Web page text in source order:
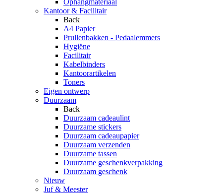
Ophangmateriaal
Kantoor & Facilitair
Back
A4 Papier
Prullenbakken - Pedaalemmers
Hygiëne
Facilitair
Kabelbinders
Kantoorartikelen
Toners
Eigen ontwerp
Duurzaam
Back
Duurzaam cadeaulint
Duurzame stickers
Duurzaam cadeaupapier
Duurzaam verzenden
Duurzame tassen
Duurzame geschenkverpakking
Duurzaam geschenk
Nieuw
Juf & Meester